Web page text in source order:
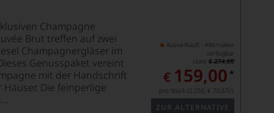
Champagne
Brut treffen auf zwei
Champagnergläser im
Genusspaket vereint
mit der Handschrift
Die feinperlige
Ausverkauft - Alternative
verfügbar
€ 274,60
€ 159,00 *
pro Stück (2.25l), € 70,67/L
ZUR ALTERNATIVE